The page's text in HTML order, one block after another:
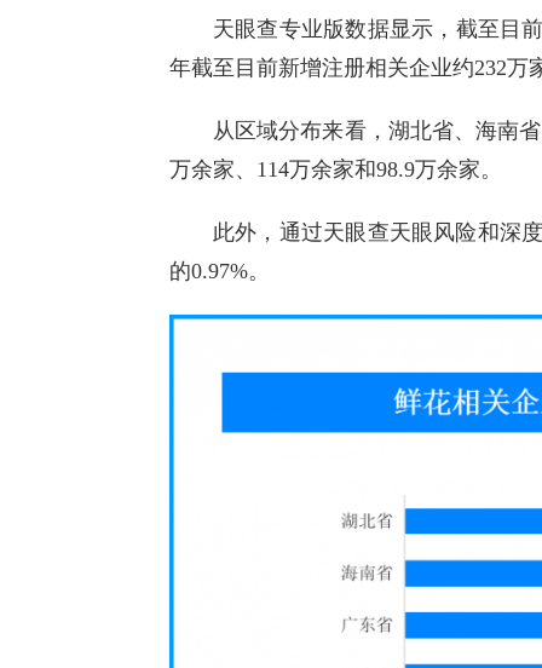
天眼查专业版数据显示，截至目
年截至目前新增注册相关企业约232万
从区域分布来看，湖北省、海南
万余家、114万余家和98.9万余家。
此外，通过天眼查天眼风险和深
的0.97%。